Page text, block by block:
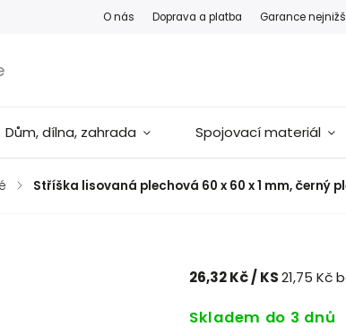
O nás Doprava a platba Garance
Dům, dílna, zahrada Spojovací materiál
/ Stříška lisovaná plechová 60 x 60 x 1 mm, černý
26,32 Kč/ KS21,75 Kč
Skladem do 3 dnů